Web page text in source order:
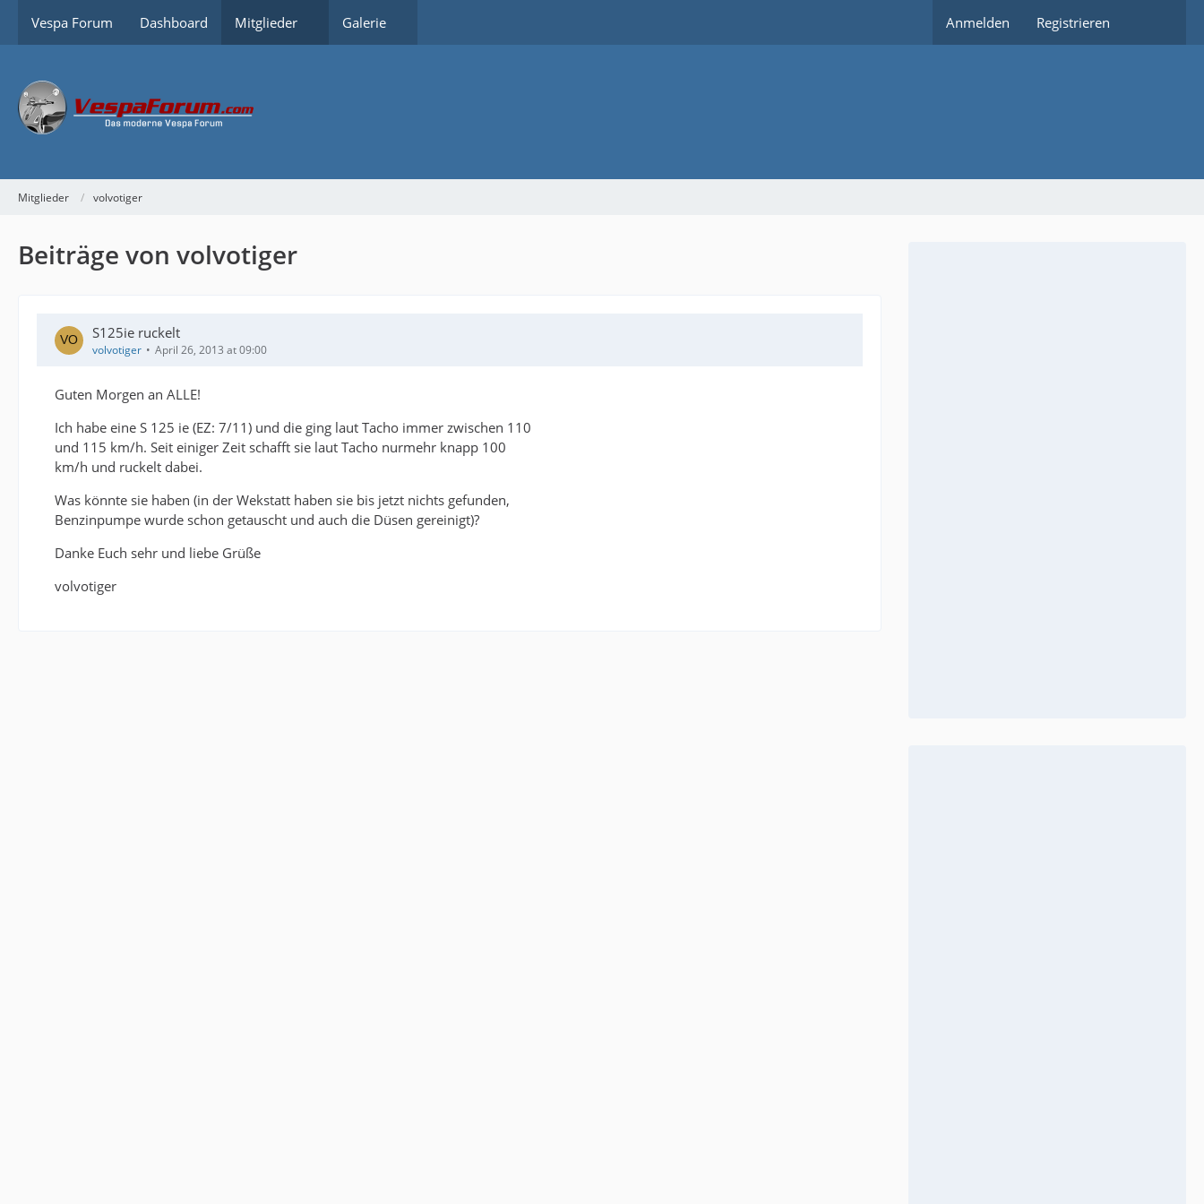
Vespa Forum Dashboard Mitglieder Galerie Anmelden Registrieren
Mitglieder volvotiger
Beiträge von volvotiger
S125ie ruckelt
volvotiger April 26, 2013 at 09:00
Guten Morgen an ALLE!
Ich habe eine S 125 ie (EZ: 7/11) und die ging laut Tacho immer zwischen 110
und 115 km/h. Seit einiger Zeit schafft sie laut Tacho nurmehr knapp 100
km/h und ruckelt dabei.
Was könnte sie haben (in der Wekstatt haben sie bis jetzt nichts gefunden,
Benzinpumpe wurde schon getauscht und auch die Düsen gereinigt)?
Danke Euch sehr und liebe Grüße
volvotiger